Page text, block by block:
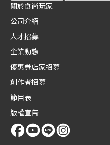
關於食尚玩家
公司介紹
人才招募
企業動態
優惠券店家招募
創作者招募
節目表
版權宣告